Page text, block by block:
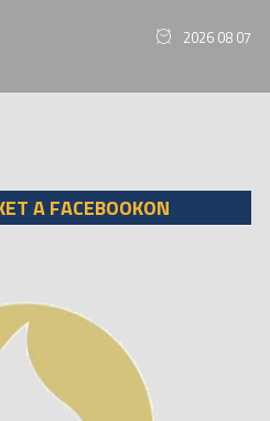
2026 08 07
A FACEBOOKON